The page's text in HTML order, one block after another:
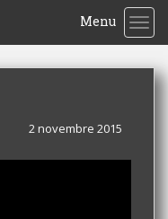
Menu
2 novembre 2015